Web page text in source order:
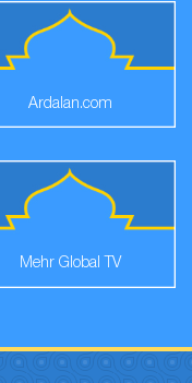
Ardalan.com
Mehr Global TV